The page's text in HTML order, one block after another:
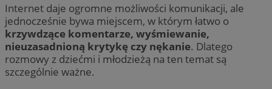
Internet daje ogromne możliwości komunikacji, ale
jednocześnie bywa miejscem, w którym łatwo o
krzywdzące komentarze, wyśmiewanie,
nieuzasadnioną krytykę czy nękanie. Dlatego
rozmowy z dziećmi i młodzieżą na ten temat są
szczególnie ważne.